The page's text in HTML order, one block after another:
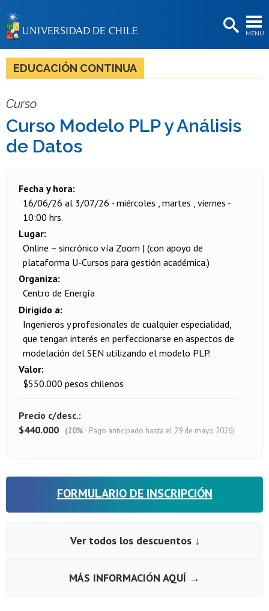
MENÚ
BIBLIOTECAS
LA UNIVERSIDAD
Académicas/os
EDUCACIÓN CONTINUA
Curso
Curso Modelo PLP y Análisis
de Datos
Fecha y hora
16/06/26 al 3/07/26 - miércoles , martes , viernes -
10:00 hrs.
Lugar
Online – sincrónico vía Zoom | (con apoyo de
plataforma U-Cursos para gestión académica.)
Organiza
Centro de Energía
Dirigido a
Ingenieros y profesionales de cualquier especialidad,
que tengan interés en perfeccionarse en aspectos de
modelación del SEN utilizando el modelo PLP.
Valor
$550.000 pesos chilenos
Precio c/desc.
$440.000
(20% · Pago anticipado hasta el 29 de mayo 2026)
FORMULARIO DE INSCRIPCIÓN
Ver todos los descuentos ↓
MÁS INFORMACIÓN AQUÍ →